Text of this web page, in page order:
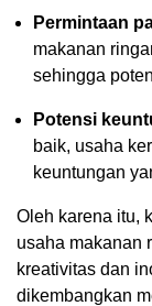
Permintaan
makanan
sehingga
Potensi
baik, usaha
keuntungan
Oleh karena itu,
usaha makanan
kreativitas dan
dikembangkan